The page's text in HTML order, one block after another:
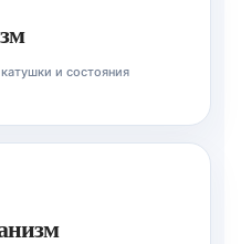
и состояния